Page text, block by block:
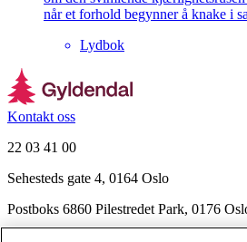
når et forhold begynner å knake i
Lydbok
Kontakt oss
22 03 41 00
Sehesteds gate 4, 0164 Oslo
Postboks 6860 Pilestredet Park, 0176